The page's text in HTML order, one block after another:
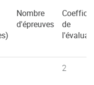
Nombre
d'épreuves
de
2